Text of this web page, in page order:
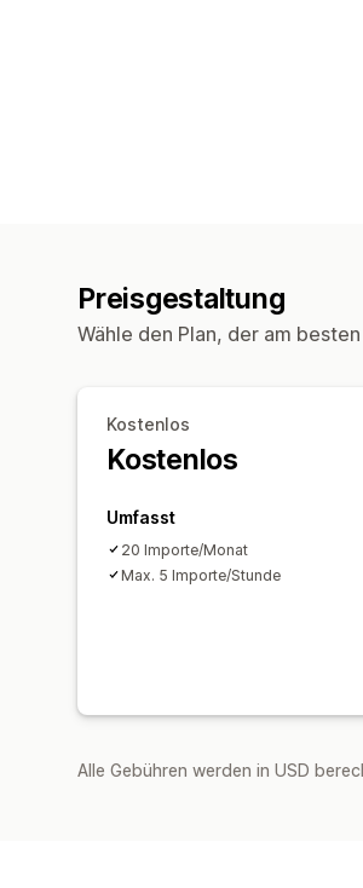
Preisgestaltung
Wähle den Plan, der am
Kostenlos
Kostenlos
Umfasst
20 Importe/Monat
Max. 5 Importe/Stunde
Alle Gebühren werden in USD